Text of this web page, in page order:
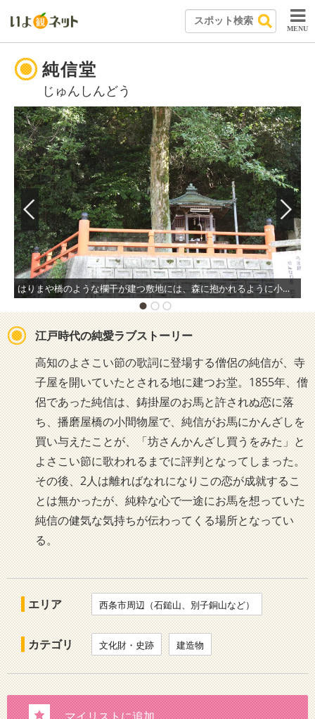
MENU
純信堂
じゅんしんどう
はりまや橋のような欄干が建つ敷地には、森に抱かれるように小さなお堂が静かに佇んでいる。
江戸時代の純愛ラブストーリー
高知のよさこい節の歌詞に登場する僧侶の純信が、寺
子屋を開いていたとされる地に建つお堂。1855年、僧
侶であった純信は、鋳掛屋のお馬と許されぬ恋に落
ち、播磨屋橋の小間物屋で、純信がお馬にかんざしを
買い与えたことが、「坊さんかんざし買うをみた」と
よさこい節に歌われるまでに評判となってしまった。
その後、2人は離ればなれになりこの恋が成就するこ
とは無かったが、純粋な心で一途にお馬を想っていた
純信の健気な気持ちが伝わってくる場所となってい
る。
エリア 西条市周辺（石鎚山、別子銅山など）
カテゴリ 文化財・史跡 建造物